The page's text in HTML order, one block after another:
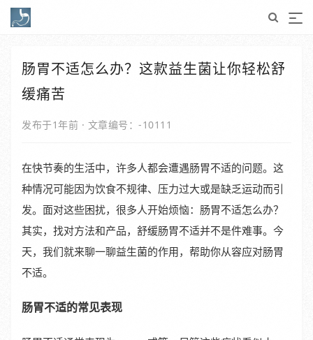
肠胃不适怎么办？这款益生菌让你轻松舒
缓痛苦
发布于1年前 · 文章编号：-10111
在快节奏的生活中，许多人都会遭遇肠胃不适的问题。这
种情况可能因为饮食不规律、压力过大或是缺乏运动而引
发。面对这些困扰，很多人开始烦恼：肠胃不适怎么办？
其实，找对方法和产品，舒缓肠胃不适并不是件难事。今
天，我们就来聊一聊益生菌的作用，帮助你从容应对肠胃
不适。
肠胃不适的常见表现